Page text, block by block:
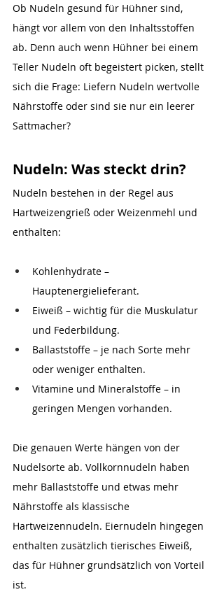
Ob Nudeln gesund für Hühner sind,
hängt vor allem von den Inhaltsstoffen
ab. Denn auch wenn Hühner bei einem
Teller Nudeln oft begeistert picken, stellt
sich die Frage: Liefern Nudeln wertvolle
Nährstoffe oder sind sie nur ein leerer
Sattmacher?
Nudeln: Was steckt drin?
Nudeln bestehen in der Regel aus
Hartweizengrieß oder Weizenmehl und
enthalten:
Kohlenhydrate –
Hauptenergielieferant.
Eiweiß – wichtig für die Muskulatur
und Federbildung.
Ballaststoffe – je nach Sorte mehr
oder weniger enthalten.
Vitamine und Mineralstoffe – in
geringen Mengen vorhanden.
Die genauen Werte hängen von der
Nudelsorte ab. Vollkornnudeln haben
mehr Ballaststoffe und etwas mehr
Nährstoffe als klassische
Hartweizennudeln. Eiernudeln hingegen
enthalten zusätzlich tierisches Eiweiß,
das für Hühner grundsätzlich von Vorteil
ist.